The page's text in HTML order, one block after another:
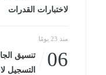
لاختبارات القدرات
منذ 23 يومًا
06
التسجيل